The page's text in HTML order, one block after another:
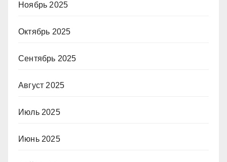
Ноябрь 2025
Октябрь 2025
Сентябрь 2025
Август 2025
Июль 2025
Июнь 2025